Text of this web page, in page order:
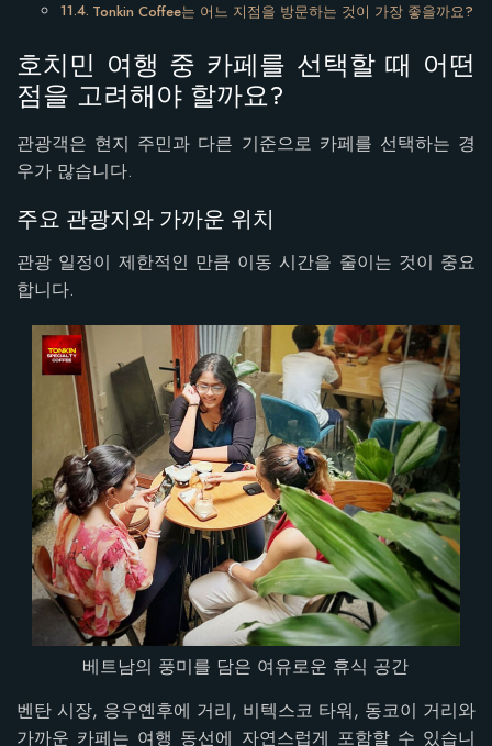
Tonkin Coffee는 어느 지점을 방문하는 것이 가장 좋을까요?
호치민 여행 중 카페를 선택할 때 어떤
점을 고려해야 할까요?
관광객은 현지 주민과 다른 기준으로 카페를 선택하는 경
우가 많습니다.
주요 관광지와 가까운 위치
관광 일정이 제한적인 만큼 이동 시간을 줄이는 것이 중요
합니다.
베트남의 풍미를 담은 여유로운 휴식 공간
벤탄 시장, 응우옌후에 거리, 비텍스코 타워, 동코이 거리와
가까운 카페는 여행 동선에 자연스럽게 포함할 수 있습니